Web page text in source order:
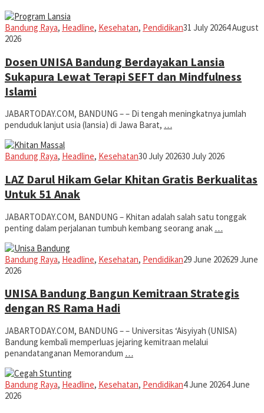
Bandung Raya, Headline, Kesehatan, PendidikanIman
31 July 20264 August
2026
Dosen UNISA Bandung Berdayakan Lansia
Sukapura Lewat Terapi SEFT dan Mindfulness
Islami
JABARTODAY.COM, BANDUNG – – Di tengah meningkatnya jumlah
penduduk lanjut usia (lansia) di Jawa Barat, …
Bandung Raya, Headline, KesehatanIman
30 July 202630 July 2026
LAZ Darul Hikam Gelar Khitan Gratis Berkualitas
Untuk 51 Anak
JABARTODAY.COM, BANDUNG – Khitan adalah salah satu tonggak
penting dalam perjalanan tumbuh kembang seorang anak …
Bandung Raya, Headline, Kesehatan, PendidikanIman
29 June 202629 June
2026
UNISA Bandung Bangun Kemitraan Strategis
dengan RS Rama Hadi
JABARTODAY.COM, BANDUNG – – Universitas ‘Aisyiyah (UNISA)
Bandung kembali memperluas jejaring kemitraan melalui
penandatanganan Memorandum …
Bandung Raya, Headline, Kesehatan, PendidikanIman
4 June 20264 June
2026